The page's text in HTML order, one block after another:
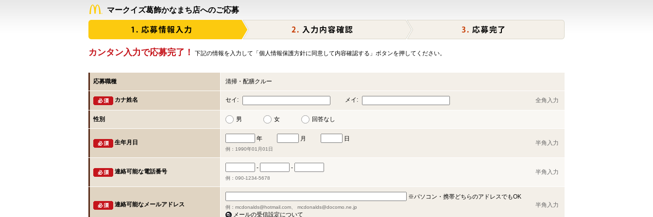
マークイズ葛飾かなまち店へのご応募
カンタン入力で応募完了！ 下記の情報を入力して「個人情報保護方針に同意して内容確認する」ボタンを押してください。
応募職種 清掃・配膳クルー
カナ姓名 セイ: メイ: 全角入力
性別 男 女 回答なし
生年月日
年 月 日
例：1990年01月01日
半角入力
連絡可能な電話番号
- -
例：090-1234-5678
半角入力
連絡可能なメールアドレス
※パソコン・携帯どちらのアドレスでもOK
例：mcdonalds@hotmail.com、 mcdonalds@docomo.ne.jp
メールの受信設定について
半角入力